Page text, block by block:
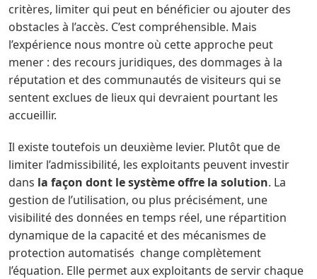
critères, limiter qui peut en bénéficier ou ajouter des
obstacles à l’accès. C’est compréhensible. Mais
l’expérience nous montre où cette approche peut
mener : des recours juridiques, des dommages à la
réputation et des communautés de visiteurs qui se
sentent exclues de lieux qui devraient pourtant les
accueillir.
Il existe toutefois un deuxième levier. Plutôt que de
limiter l’admissibilité, les exploitants peuvent investir
dans la façon dont le système offre la solution. La
gestion de l’utilisation, ou plus précisément, une
visibilité des données en temps réel, une répartition
dynamique de la capacité et des mécanismes de
protection automatisés change complètement
l’équation. Elle permet aux exploitants de servir chaque